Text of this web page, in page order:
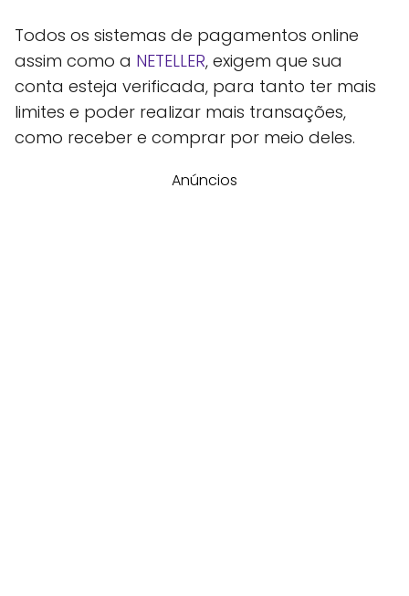
Todos os sistemas de pagamentos online
assim como a NETELLER, exigem que sua
conta esteja verificada, para tanto ter mais
limites e poder realizar mais transações,
como receber e comprar por meio deles.
Anúncios